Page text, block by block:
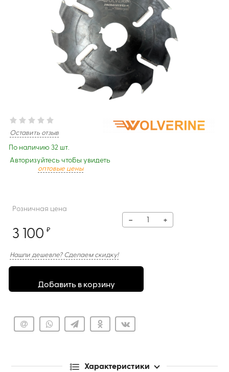
Оставить отзыв
По наличию 32 шт.
Авторизуйтесь чтобы увидеть
оптовые цены
Розничная цена
3 100 ₽
− +
Нашли дешевле? Сделаем скидку!
Добавить в корзину
Характеристики